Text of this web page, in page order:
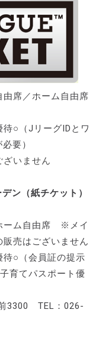
席／ホーム自由席
○（JリーグIDとワ
要）
いません
ン（紙チケット）
ーム自由席 ※メイ
売はございません
待○（会員証の提示
育てパスポート優
3300 TEL：026-